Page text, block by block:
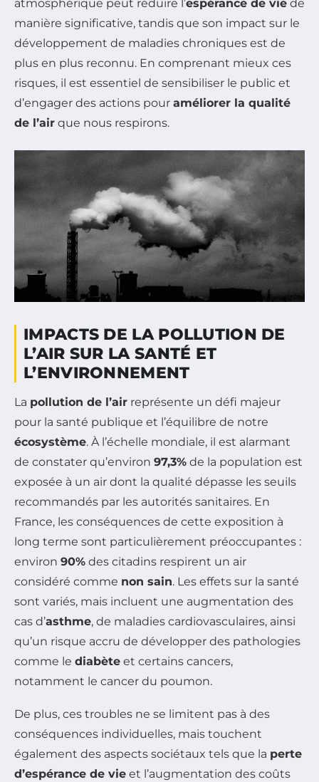
atmosphérique peut réduire l’espérance de vie de
manière significative, tandis que son impact sur le
développement de maladies chroniques est de
plus en plus reconnu. En comprenant mieux ces
risques, il est essentiel de sensibiliser le public et
d’engager des actions pour améliorer la qualité
de l’air que nous respirons.
IMPACTS DE LA POLLUTION DE
L’AIR SUR LA SANTÉ ET
L’ENVIRONNEMENT
La pollution de l’air représente un défi majeur
pour la santé publique et l’équilibre de notre
écosystème. À l’échelle mondiale, il est alarmant
de constater qu’environ 97,3% de la population est
exposée à un air dont la qualité dépasse les seuils
recommandés par les autorités sanitaires. En
France, les conséquences de cette exposition à
long terme sont particulièrement préoccupantes :
environ 90% des citadins respirent un air
considéré comme non sain. Les effets sur la santé
sont variés, mais incluent une augmentation des
cas d’asthme, de maladies cardiovasculaires, ainsi
qu’un risque accru de développer des pathologies
comme le diabète et certains cancers,
notamment le cancer du poumon.
De plus, ces troubles ne se limitent pas à des
conséquences individuelles, mais touchent
également des aspects sociétaux tels que la perte
d’espérance de vie et l’augmentation des coûts